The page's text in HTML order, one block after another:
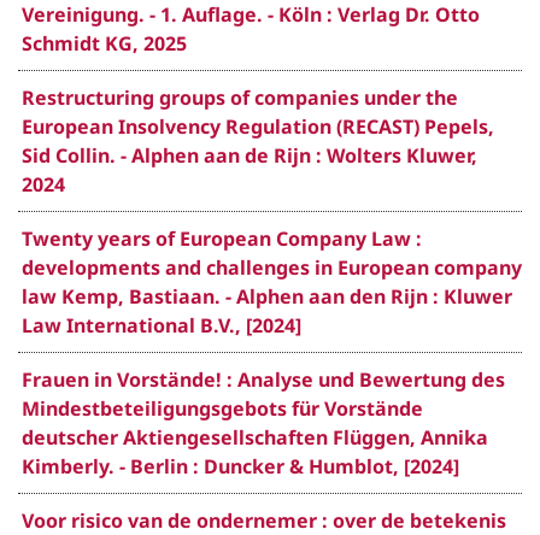
Vereinigung. - 1. Auflage. - Köln : Verlag Dr. Otto
Schmidt KG, 2025
Restructuring groups of companies under the
European Insolvency Regulation (RECAST) Pepels,
Sid Collin. - Alphen aan de Rijn : Wolters Kluwer,
2024
Twenty years of European Company Law :
developments and challenges in European company
law Kemp, Bastiaan. - Alphen aan den Rijn : Kluwer
Law International B.V., [2024]
Frauen in Vorstände! : Analyse und Bewertung des
Mindestbeteiligungsgebots für Vorstände
deutscher Aktiengesellschaften Flüggen, Annika
Kimberly. - Berlin : Duncker & Humblot, [2024]
Voor risico van de ondernemer : over de betekenis